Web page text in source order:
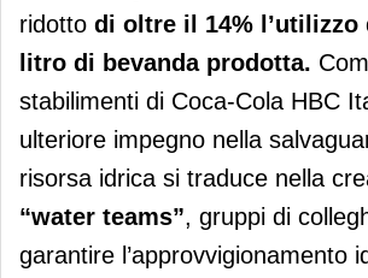
ridotto di oltre il 14% l’utilizzo
litro di bevanda prodotta.
stabilimenti di Coca-Cola HBC
ulteriore impegno nella
risorsa idrica si traduce nella
“water teams”, gruppi di
garantire l’approvvigionamento